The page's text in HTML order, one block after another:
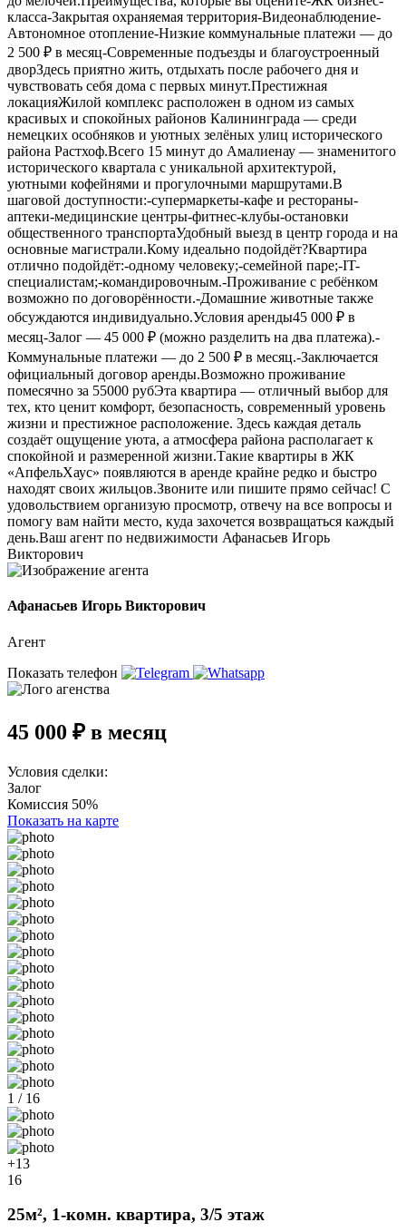
класса-Закрытая охраняемая территория-Видеонаблюдение-
Автономное отопление-Низкие коммунальные платежи — до
2 500 ₽ в месяц-Современные подъезды и благоустроенный
дворЗдесь приятно жить, отдыхать после рабочего дня и
чувствовать себя дома с первых минут.Престижная
локацияЖилой комплекс расположен в одном из самых
красивых и спокойных районов Калининграда — среди
немецких особняков и уютных зелёных улиц исторического
района Растхоф.Всего 15 минут до Амалиенау — знаменитого
исторического квартала с уникальной архитектурой,
уютными кофейнями и прогулочными маршрутами.В
шаговой доступности:-супермаркеты-кафе и рестораны-
аптеки-медицинские центры-фитнес-клубы-остановки
общественного транспортаУдобный выезд в центр города и на
основные магистрали.Кому идеально подойдёт?Квартира
отлично подойдёт:-одному человеку;-семейной паре;-IT-
специалистам;-командировочным.-Проживание с ребёнком
возможно по договорённости.-Домашние животные также
обсуждаются индивидуально.Условия аренды45 000 ₽ в
месяц-Залог — 45 000 ₽ (можно разделить на два платежа).-
Коммунальные платежи — до 2 500 ₽ в месяц.-Заключается
официальный договор аренды.Возможно проживание
помесячно за 55000 рубЭта квартира — отличный выбор для
тех, кто ценит комфорт, безопасность, современный уровень
жизни и престижное расположение. Здесь каждая деталь
создаёт ощущение уюта, а атмосфера района располагает к
спокойной и размеренной жизни.Такие квартиры в ЖК
«АпфельХаус» появляются в аренде крайне редко и быстро
находят своих жильцов.Звоните или пишите прямо сейчас! С
удовольствием организую просмотр, отвечу на все вопросы и
помогу вам найти место, куда захочется возвращаться каждый
день.Ваш агент по недвижимости Афанасьев Игорь
Викторович
Афанасьев Игорь Викторович
Агент
Показать телефон
45 000 ₽ в месяц
Условия сделки:
Залог
Комиссия 50%
Показать на карте
1 / 16
+13
16
25м², 1-комн. квартира, 3/5 этаж